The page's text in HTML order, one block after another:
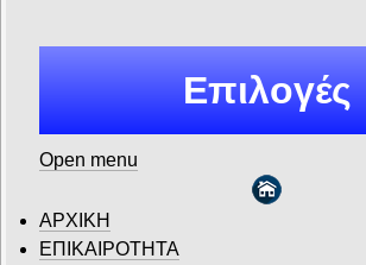
Επιλογές
Open menu
ΑΡΧΙΚΗ
ΕΠΙΚΑΙΡΟΤΗΤΑ